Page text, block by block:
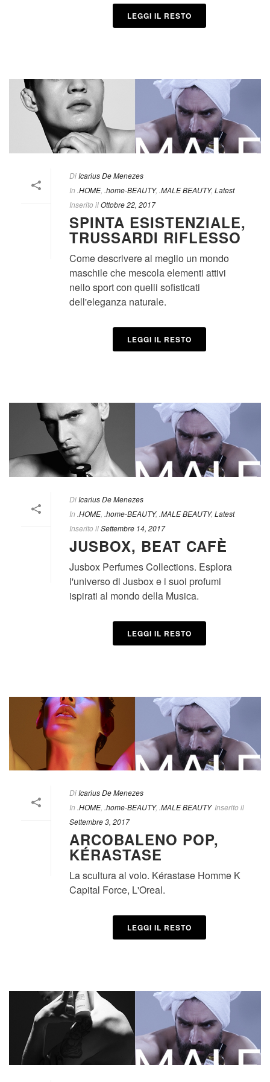
LEGGI IL RESTO
Di Icarius De Menezes
In .HOME, .home-BEAUTY, .MALE BEAUTY, Latest
Inserito ilOttobre 22, 2017
SPINTA ESISTENZIALE,
TRUSSARDI RIFLESSO
Come descrivere al meglio un mondo
maschile che mescola elementi attivi
nello sport con quelli sofisticati
dell'eleganza naturale.
LEGGI IL RESTO
Di Icarius De Menezes
In .HOME, .home-BEAUTY, .MALE BEAUTY, Latest
Inserito ilSettembre 14, 2017
JUSBOX, BEAT CAFÈ
Jusbox Perfumes Collections. Esplora
l'universo di Jusbox e i suoi profumi
ispirati al mondo della Musica.
LEGGI IL RESTO
Di Icarius De Menezes
In .HOME, .home-BEAUTY, .MALE BEAUTY Inserito il
Settembre 3, 2017
ARCOBALENO POP,
KÉRASTASE
La scultura al volo. Kérastase Homme K
Capital Force, L'Oreal.
LEGGI IL RESTO